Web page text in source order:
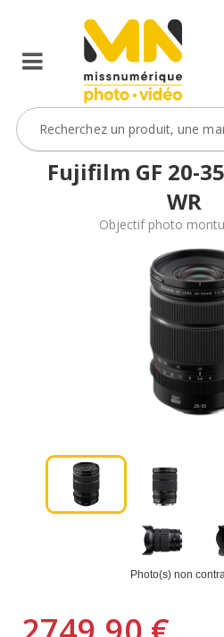
le
ObjectifFiltre5
VOIR L'OFFRE
Fujifilm GF 20-
WR
Objectif photo
Photo(s) non